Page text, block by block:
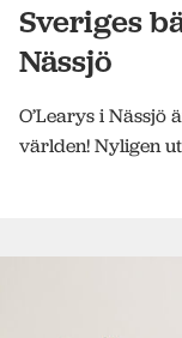
Sveriges
Nässjö
O’Learys i Nässjö
världen! Nyligen